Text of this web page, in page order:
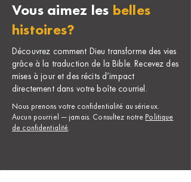
Vous aimez les belles
histoires?
Découvrez comment Dieu transforme des vies
grâce à la traduction de la Bible. Recevez des
mises à jour et des récits d’impact
directement dans votre boîte courriel.
Nous prenons votre confidentialité au sérieux.
Aucun pourriel — jamais. Consultez notre Politique
de confidentialité.